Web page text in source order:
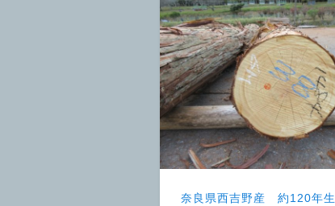
奈良県西吉野産 約120年生